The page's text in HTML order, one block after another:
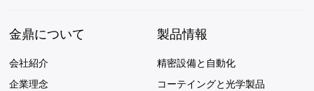
した後、再び自動モードに切り替え
金鼎について
会社紹介
企業理念
製品情報
精密設備と自動化
コーテイングと光学製品